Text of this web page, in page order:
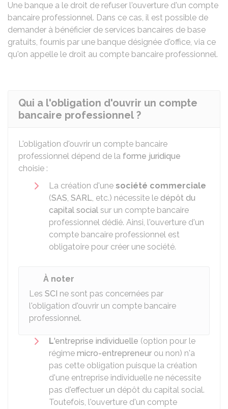
Une banque a le droit de refuser l'ouverture d'un compte
bancaire professionnel. Dans ce cas, il est possible de
demander à bénéficier de services bancaires de base
gratuits, fournis par une banque désignée d'office, via ce
qu'on appelle le droit au compte bancaire professionnel.
Qui a l'obligation d'ouvrir un compte
bancaire professionnel ?
L'obligation d'ouvrir un compte bancaire
professionnel dépend de la forme juridique
choisie :
La création d'une société commerciale
(SAS, SARL, etc.) nécessite le dépôt du
capital social sur un compte bancaire
professionnel dédié. Ainsi, l'ouverture d'un
compte bancaire professionnel est
obligatoire pour créer une société.
À noter
Les SCI ne sont pas concernées par
l'obligation d'ouvrir un compte bancaire
professionnel.
L'entreprise individuelle (option pour le
régime micro-entrepreneur ou non) n'a
pas cette obligation puisque la création
d'une entreprise individuelle ne nécessite
pas d'effectuer un dépôt du capital social.
Toutefois, l'ouverture d'un compte